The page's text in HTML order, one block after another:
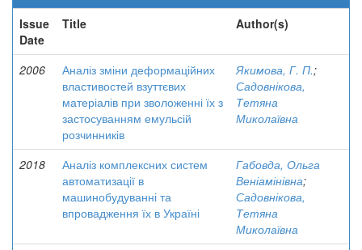
Issue
Date
Title Author(s)
2006
Аналіз зміни деформаційних
властивостей взуттєвих
матеріалів при зволоженні їх з
застосуванням емульсій
розчинників
Якимова, Г. П.;
Садовнікова,
Тетяна
Миколаївна
2018
Аналіз комплексних систем
автоматизації в
машинобудуванні та
впровадження їх в Україні
Габовда, Ольга
Веніамінівна;
Садовнікова,
Тетяна
Миколаївна